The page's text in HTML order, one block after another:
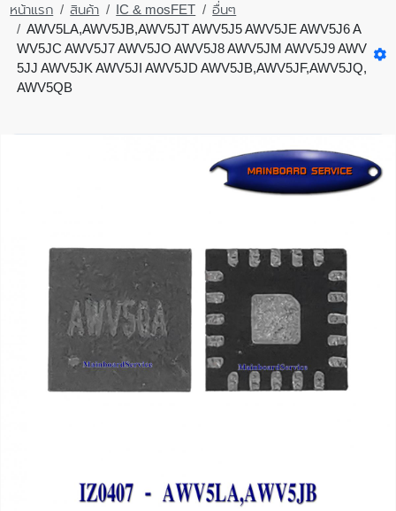
หน้าแรก สินค้า IC & mosFET
อื่นๆ
AWV5LA,AWV5JB,AWV5JT AWV5J5 AWV5JE AWV5J6 A
WV5JC AWV5J7 AWV5JO AWV5J8 AWV5JM AWV5J9 AWV
5JJ AWV5JK AWV5JI AWV5JD AWV5JB,AWV5JF,AWV5JQ,
AWV5QB